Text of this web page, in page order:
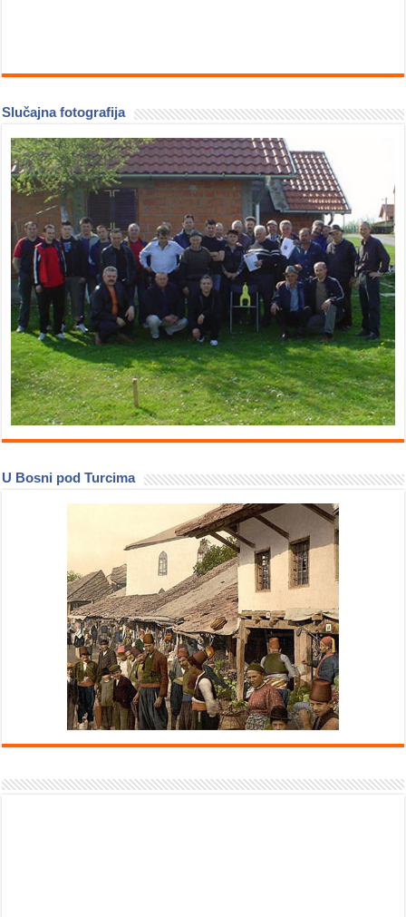
Slučajna fotografija
U Bosni pod Turcima